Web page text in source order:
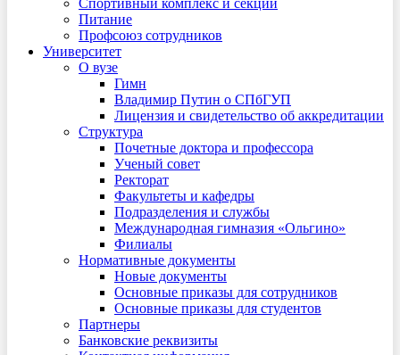
Спортивный комплекс и секции
Питание
Профсоюз сотрудников
Университет
О вузе
Гимн
Владимир Путин о СПбГУП
Лицензия и свидетельство об аккредитации
Структура
Почетные доктора и профессора
Ученый совет
Ректорат
Факультеты и кафедры
Подразделения и службы
Международная гимназия «Ольгино»
Филиалы
Нормативные документы
Новые документы
Основные приказы для сотрудников
Основные приказы для студентов
Партнеры
Банковские реквизиты